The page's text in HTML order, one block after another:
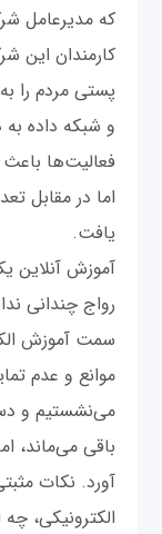
که مدیرعامل
کارمندان
پستی مردم را
و شبکه داده
فعالیت‌ها باعث
اما در مقابل
یافت.
آموزش آنلاین
رواج چندانی
سمت آموزش
موانع و عدم
می‌نشستیم و
باقی می‌ماند،
آورد. نکات
الکترونیکی،